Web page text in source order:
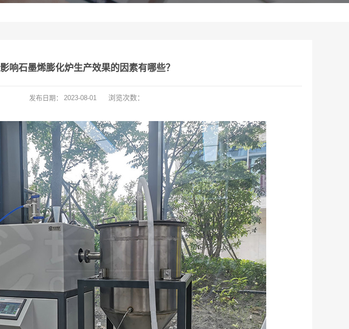
影响石墨烯膨化炉生产效果的因素有哪些？
发布日期： 2023-08-01 浏览次数：